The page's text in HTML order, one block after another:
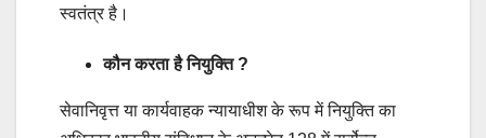
स्वतंत्र है।
कौन करता है नियुक्ति ?
सेवानिवृत्त या कार्यवाहक न्यायाधीश के रूप में नियुक्ति का